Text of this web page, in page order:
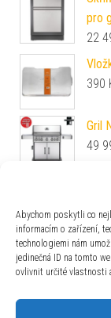
Abychom poskytli co
informacím o zařízení,
technologiemi nám
jedinečná ID na tomto
ovlivnit určité vlastnosti
pro
22
390
Gril
49